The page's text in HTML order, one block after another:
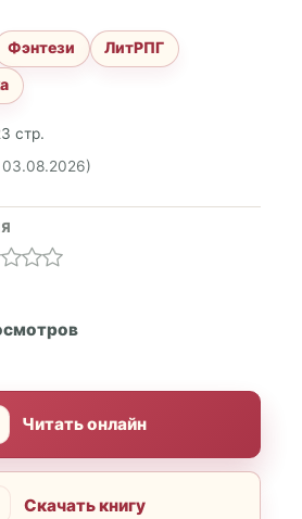
стр.
03.08.2026)
Фэнтези
ЛитРПГ
Читать онлайн
Скачать книгу